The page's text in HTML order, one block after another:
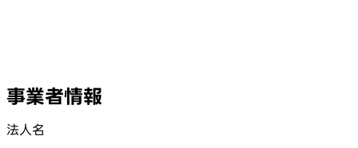
事業者情報
法人名